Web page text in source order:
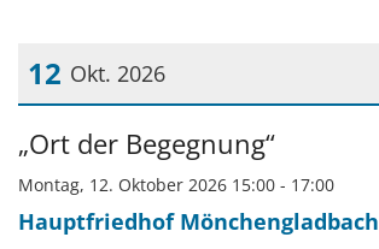
12 Okt. 2026
Datum: 12. Oktober 2026
„Ort der Begegnung“
Montag, 12. Oktober 2026 15:00 - 17:00
Hauptfriedhof Mönchengladbach